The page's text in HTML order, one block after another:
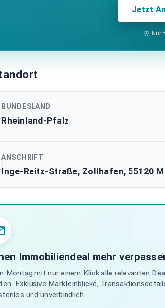
Jetzt
⏰ Nur
BUNDESLAND
Rheinland-Pfalz
ANSCHRIFT
Inge-Reitz-Straße, Zollhafen, 55120
Immobiliendeal mehr
Montag mit nur einem Klick alle relevanten
Exklusive Markteinblicke,
und unverbindlich.